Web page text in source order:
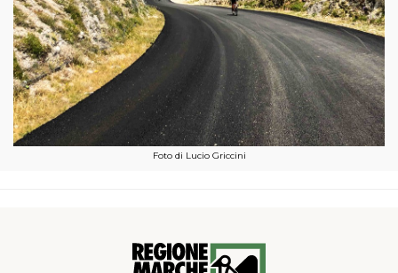
Foto di Lucio Griccini